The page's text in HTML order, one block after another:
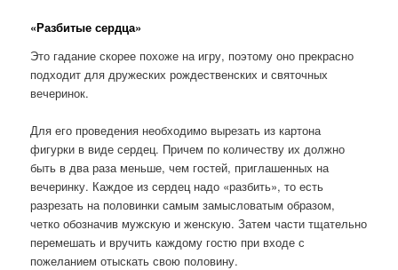
«Разбитые сердца»
Это гадание скорее похоже на игру, поэтому оно прекрасно
подходит для дружеских рождественских и святочных
вечеринок.
Для его проведения необходимо вырезать из картона
фигурки в виде сердец. Причем по количеству их должно
быть в два раза меньше, чем гостей, приглашенных на
вечеринку. Каждое из сердец надо «разбить», то есть
разрезать на половинки самым замысловатым образом,
четко обозначив мужскую и женскую. Затем части тщательно
перемешать и вручить каждому гостю при входе с
пожеланием отыскать свою половину.